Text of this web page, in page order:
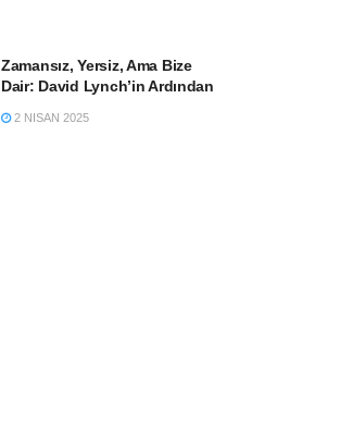
Zamansız, Yersiz, Ama Bize
Dair: David Lynch’in Ardından
2 NISAN 2025